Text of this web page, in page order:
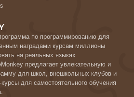
по программированию для
наградами курсам миллионы
на реальных языках
предлагает увлекательную и
для школ, внешкольных клубов и
для самостоятельного обучения